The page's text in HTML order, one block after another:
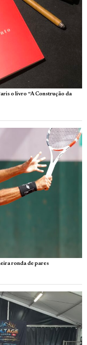
o livro “A Construção da
ronda de pares